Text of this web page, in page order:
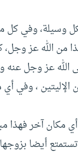
وسيلة، وفي كل
الله عز وجل،
عز وجل عنه
الإليتين ،
أي مكان آخر
أيضا